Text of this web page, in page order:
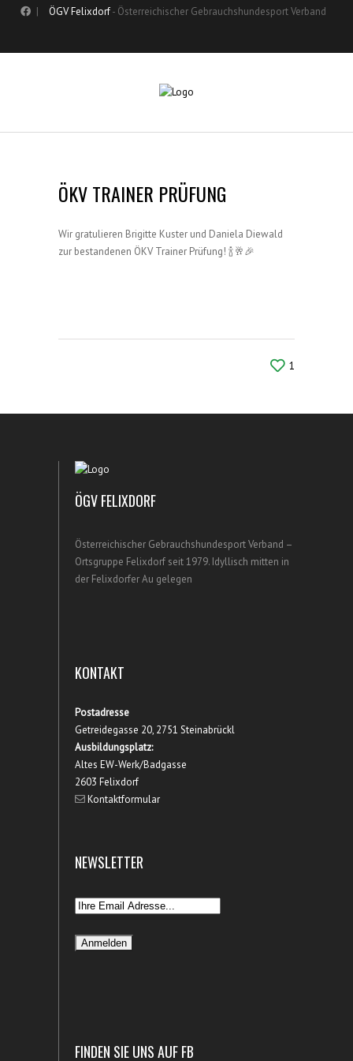
| ÖGV Felixdorf- Österreichischer Gebrauchshundesport Verband
ÖKV TRAINER PRÜFUNG
Wir gratulieren Brigitte Kuster und Daniela Diewald
zur bestandenen ÖKV Trainer Prüfung! 🍾🥂🎉
1
ÖGV FELIXDORF
Österreichischer Gebrauchshundesport Verband –
Ortsgruppe Felixdorf seit 1979. Idyllisch mitten in
der Felixdorfer Au gelegen
KONTAKT
Postadresse
Getreidegasse 20, 2751 Steinabrückl
Ausbildungsplatz:
Altes EW-Werk/Badgasse
2603 Felixdorf
Kontaktformular
NEWSLETTER
FINDEN SIE UNS AUF FB